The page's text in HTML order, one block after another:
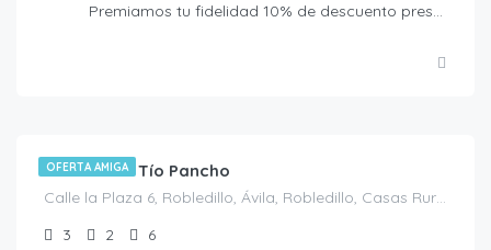
Premiamos tu fidelidad 10% de descuento presentando la Tarjeta Amiga. No acumulable a otras ofertas
OFERTA AMIGA
Casa Rural Tío Pancho
Calle la Plaza 6, Robledillo, Ávila, Robledillo, Casas Rurales en Ávila, España
3
2
6